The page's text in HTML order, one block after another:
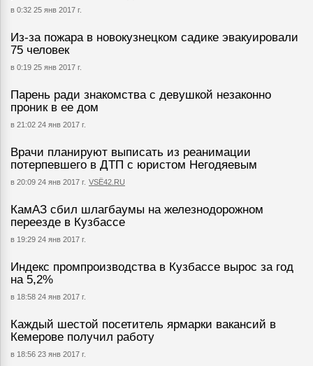
в 0:32 25 янв 2017 г.
Из-за пожара в новокузнецком садике эвакуировали
75 человек
в 0:19 25 янв 2017 г.
Парень ради знакомства с девушкой незаконно
проник в ее дом
в 21:02 24 янв 2017 г.
Врачи планируют выписать из реанимации
потерпевшего в ДТП с юристом Негодяевым
в 20:09 24 янв 2017 г. VSЁ42.RU
КамАЗ сбил шлагбаумы на железнодорожном
переезде в Кузбассе
в 19:29 24 янв 2017 г.
Индекс промпроизводства в Кузбассе вырос за год
на 5,2%
в 18:58 24 янв 2017 г.
Каждый шестой посетитель ярмарки вакансий в
Кемерове получил работу
в 18:56 23 янв 2017 г.